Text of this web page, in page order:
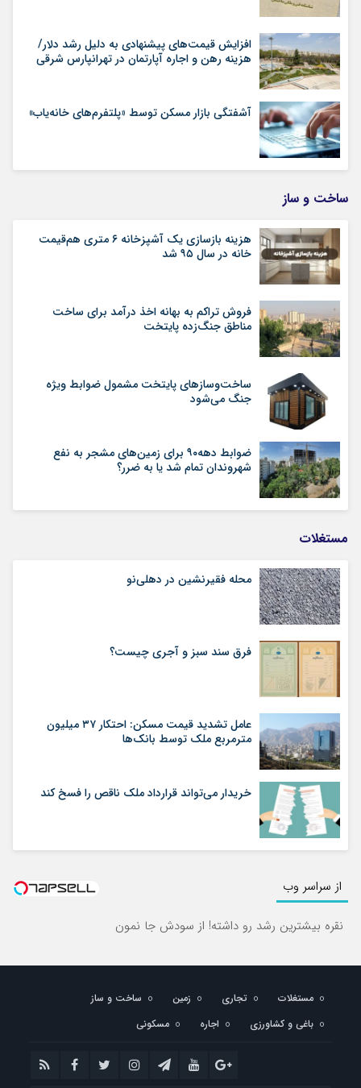
افزایش قیمت‌های پیشنهادی به دلیل رشد دلار/
هزینه رهن و اجاره آپارتمان در تهرانپارس شرقی
آشفتگی بازار مسکن توسط «پلتفرم‌های خانه‌یاب»
ساخت و ساز
هزینه بازسازی یک آشپزخانه ۶ متری هم‌قیمت
خانه در سال ۹۵ شد
فروش تراکم به بهانه اخذ درآمد برای ساخت
مناطق جنگ‌زده پایتخت
ساخت‌وسازهای پایتخت مشمول ضوابط ویژه
جنگ می‌شود
ضوابط دهه۹۰ برای زمین‌های مشجر به نفع
شهروندان تمام شد یا به ضرر؟
مستغلات
محله فقیرنشین در دهلی‏‌نو
فرق سند سبز و آجری چیست؟
عامل تشدید قیمت مسکن: احتکار ۳۷ میلیون
مترمربع ملک توسط بانک‌ها
خریدار می‌تواند قرارداد ملک ناقص را فسخ کند
از سراسر وب
نقره بیشترین رشد رو داشته! از سودش جا نمون
مستغلات تجاری زمین
ساخت و ساز
باغی و کشاورزی
اجاره مسکونی